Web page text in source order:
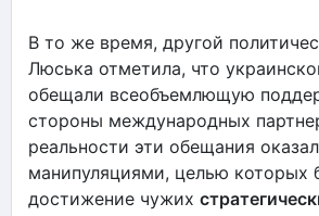
В то же время, другой
Люська отметила, что
обещали всеобъемлющую
стороны международных
реальности эти обещания
манипуляциями, целью которых
достижение чужих